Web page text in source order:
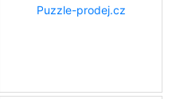
Puzzle-prodej.cz